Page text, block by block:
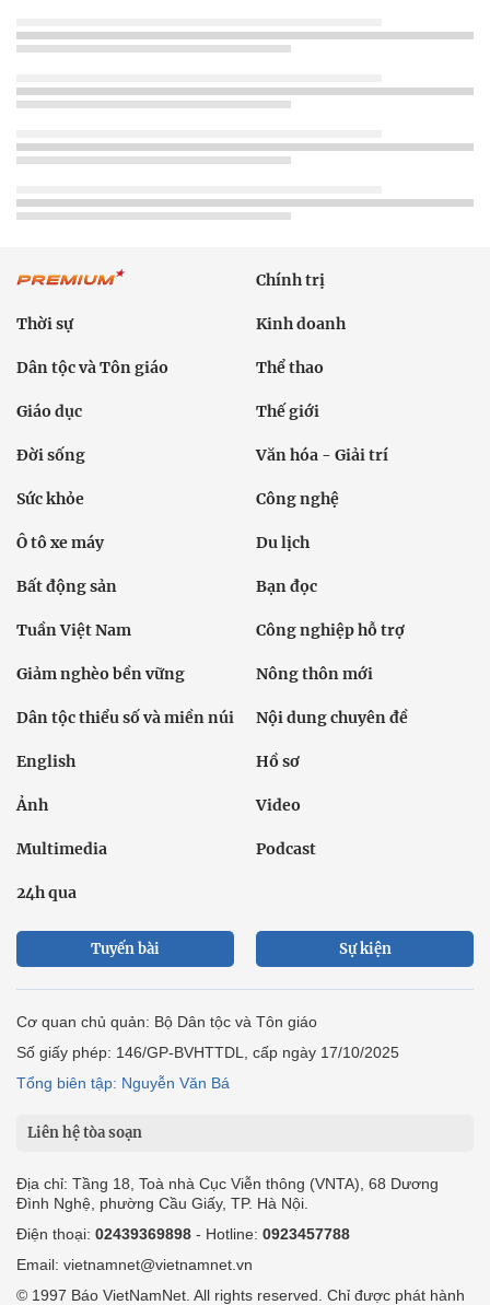
Chính trị
Thời sự Kinh doanh
Dân tộc và Tôn giáo Thể thao
Giáo dục Thế giới
Đời sống Văn hóa - Giải trí
Sức khỏe Công nghệ
Ô tô xe máy Du lịch
Bất động sản Bạn đọc
Tuần Việt Nam Công nghiệp hỗ trợ
Giảm nghèo bền vững Nông thôn mới
Dân tộc thiểu số và miền núi Nội dung chuyên đề
English Hồ sơ
Ảnh Video
Multimedia Podcast
24h qua
Tuyến bài Sự kiện
Cơ quan chủ quản: Bộ Dân tộc và Tôn giáo
Số giấy phép: 146/GP-BVHTTDL, cấp ngày 17/10/2025
Tổng biên tập: Nguyễn Văn Bá
Liên hệ tòa soạn
Địa chỉ: Tầng 18, Toà nhà Cục Viễn thông (VNTA), 68 Dương
Đình Nghệ, phường Cầu Giấy, TP. Hà Nội.
Điện thoại: 02439369898 - Hotline: 0923457788
Email: vietnamnet@vietnamnet.vn
© 1997 Báo VietNamNet. All rights reserved. Chỉ được phát hành